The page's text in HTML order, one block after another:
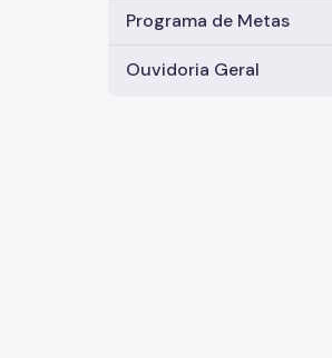
Programa de Metas
Ouvidoria Geral